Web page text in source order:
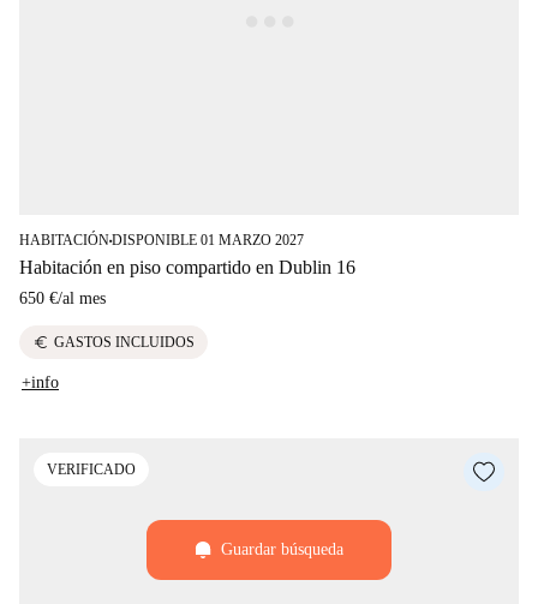
HABITACIÓN■DISPONIBLE 01 MARZO 2027
Habitación en piso compartido en Dublin 16
650 €/al mes
euro GASTOS INCLUIDOS
+info
VERIFICADO
Guardar búsqueda